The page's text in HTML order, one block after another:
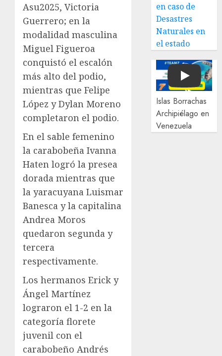
Asu2025, Victoria
Guerrero; en la
modalidad masculina
Miguel Figueroa
conquistó el escalón
más alto del podio,
mientras que Felipe
López y Dylan Moreno
completaron el podio.
En el sable femenino
la carabobeña Ivanna
Haten logró la presea
dorada mientras que
la yaracuyana Luismar
Banesca y la capitalina
Andrea Moros
quedaron segunda y
tercera
respectivamente.
Los hermanos Erick y
Ángel Martínez
lograron el 1-2 en la
categoría florete
juvenil con el
carabobeño Andrés
en caso de
Desastres
Naturales en
el estado
Play
Islas Borrachas
Archipiélago en
Venezuela